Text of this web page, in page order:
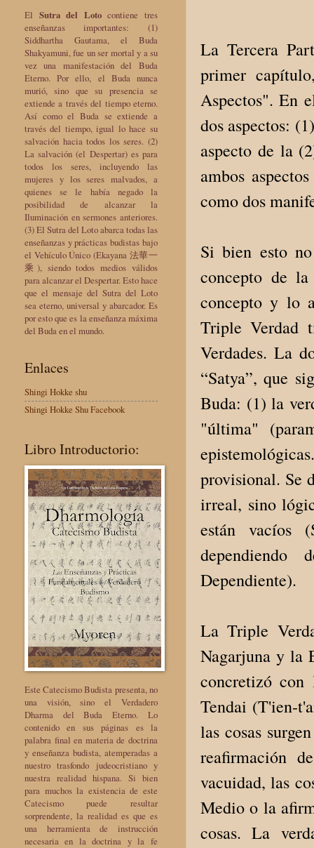
La Tercera
primer
Aspectos". En
dos aspectos:
aspecto de la
ambos
como dos
Si bien esto
concepto de
concepto y lo
Triple Verdad
Verdades. La
“Satya”, que
Buda: (1) la
"última"
provisional. Se
irreal, sino
están vacíos
dependiendo
Dependiente).
La Triple
Nagarjuna y la
concretizó
Tendai (T'ien-
las cosas
reafirmación
vacuidad, las
Medio o la
cosas. La
El Sutra del Lotocontiene tres
enseñanzas importantes: (1)
Siddhartha Gautama, el Buda
Shakyamuni, fue un ser mortal y a su
vez una manifestación del Buda
Eterno. Por ello, el Buda nunca
murió, sino que su presencia se
extiende a través del tiempo eterno.
Así como el Buda se extiende a
través del tiempo, igual lo hace su
salvación hacia todos los seres. (2)
La salvación (el Despertar) es para
todos los seres, incluyendo las
mujeres y los seres malvados, a
quienes se le había negado la
posibilidad de alcanzar la
Iluminación en sermones anteriores.
(3) El Sutra del Loto abarca todas las
enseñanzas y prácticas budistas bajo
el Vehículo Único (Ekayana 法華一
乘), siendo todos medios válidos
para alcanzar el Despertar. Esto hace
que el mensaje del Sutra del Loto
sea eterno, universal y abarcador. Es
por esto que es la enseñanza máxima
del Buda en el mundo.
Enlaces
Shingi Hokke shu
Shingi Hokke Shu Facebook
Libro Introductorio:
Este Catecismo Budista presenta, no
una visión, sino el Verdadero
Dharma del Buda Eterno. Lo
contenido en sus páginas es la
palabra final en materia de doctrina
y enseñanza budista, atemperadas a
nuestro trasfondo judeocristiano y
nuestra realidad hispana. Si bien
para muchos la existencia de este
Catecismo puede resultar
sorprendente, la realidad es que es
una herramienta de instrucción
necesaria en la doctrina y la fe